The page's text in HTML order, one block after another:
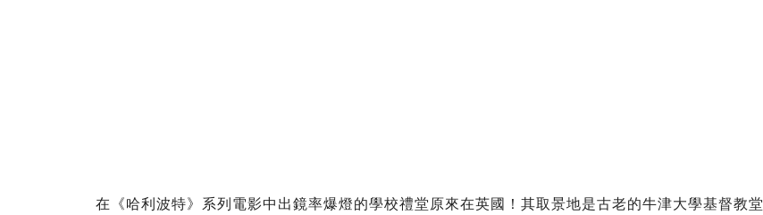
在《哈利波特》系列電影中出鏡率爆燈的學校禮堂原來在英國！其取景地是古老的牛津大學基督教堂